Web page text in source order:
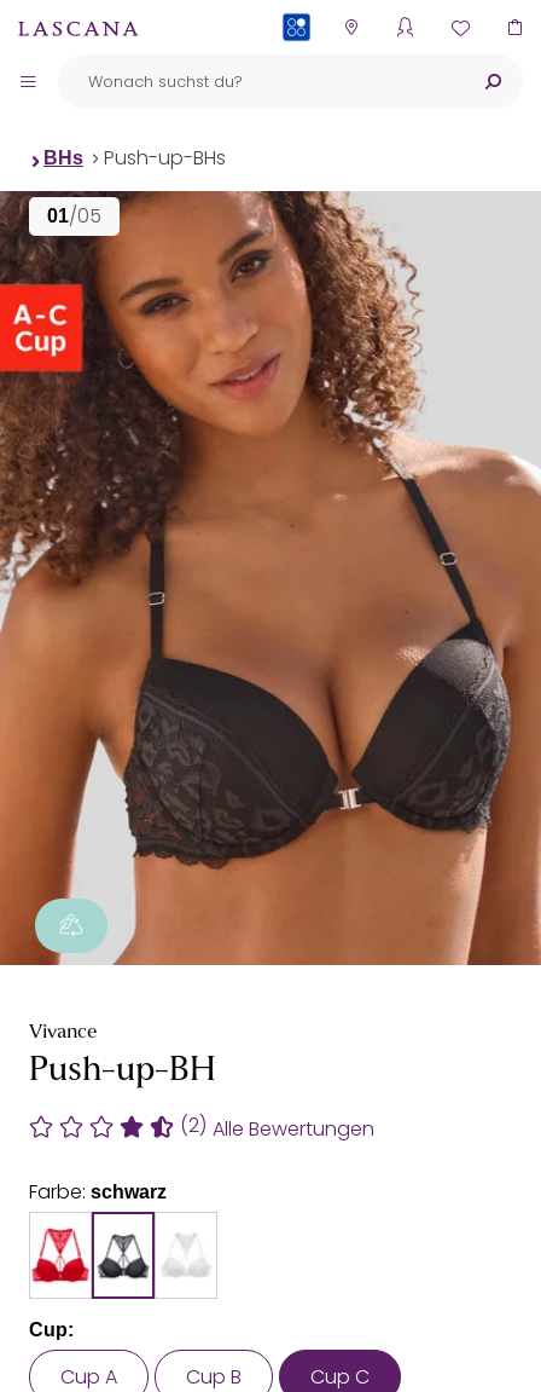
BHs Push-up-BHs
01/05
Vivance
Push-up-BH
(2) Alle Bewertungen
Farbe: schwarz
Cup:
Cup A Cup B Cup C